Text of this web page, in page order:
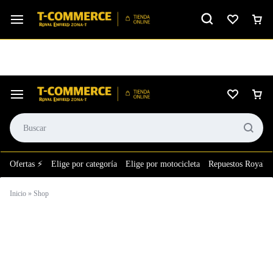
⚙️El taller más grande de LATAM en tu bolsillo. Ver calificación
Ofertas ⚡ Elige por categoría Elige por motocicleta Repuestos Royal
Inicio » Shop